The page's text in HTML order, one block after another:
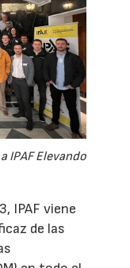
IPAF Elevando
IPAF viene
de las